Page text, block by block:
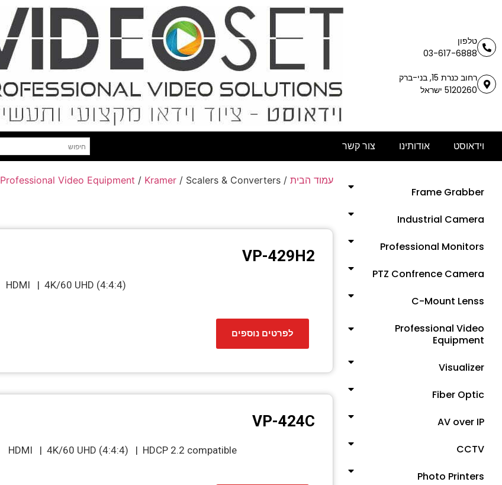
טלפון
03-617-6888
רחוב כנרת 15, בני-ברק
5120260 ישראל
וידאוסט אודותינו צור קשר
Frame Grabber
Industrial Camera
Professional Monitors
PTZ Confrence Camera
C-Mount Lenss
Professional Video
Equipment
Visualizer
Fiber Optic
AV over IP
CCTV
Photo Printers
עמוד הבית /
Professional Video Equipment / Kramer / Scalers & Converters
VP-429H2
HDMI | 4K/60 UHD (4:4:4)
לפרטים נוספים
VP-424C
HDMI | 4K/60 UHD (4:4:4) | HDCP 2.2 compatible